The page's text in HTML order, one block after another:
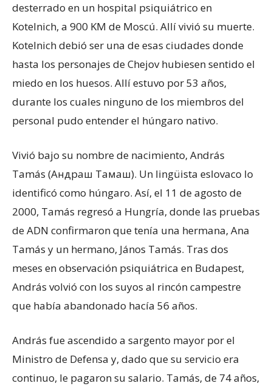
desterrado en un hospital psiquiátrico en
Kotelnich, a 900 KM de Moscú. Allí vivió su muerte.
Kotelnich debió ser una de esas ciudades donde
hasta los personajes de Chejov hubiesen sentido el
miedo en los huesos. Allí estuvo por 53 años,
durante los cuales ninguno de los miembros del
personal pudo entender el húngaro nativo.
Vivió bajo su nombre de nacimiento, András
Tamás (Андраш Тамаш). Un lingüista eslovaco lo
identificó como húngaro. Así, el 11 de agosto de
2000, Tamás regresó a Hungría, donde las pruebas
de ADN confirmaron que tenía una hermana, Ana
Tamás y un hermano, János Tamás. Tras dos
meses en observación psiquiátrica en Budapest,
András volvió con los suyos al rincón campestre
que había abandonado hacía 56 años.
András fue ascendido a sargento mayor por el
Ministro de Defensa y, dado que su servicio era
continuo, le pagaron su salario. Tamás, de 74 años,